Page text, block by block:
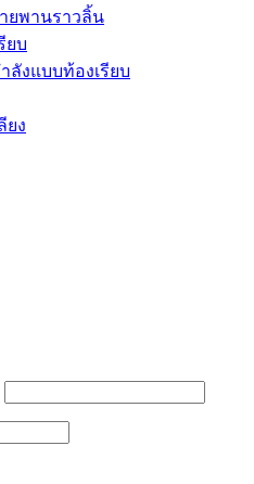
ยพานราวลิ้น
ยบ
ลังแบบท้องเรียบ
ยง
Required